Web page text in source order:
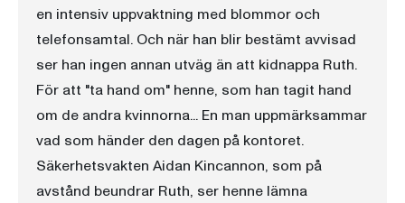
en intensiv uppvaktning med blommor och
telefonsamtal. Och när han blir bestämt avvisad
ser han ingen annan utväg än att kidnappa Ruth.
För att "ta hand om" henne, som han tagit hand
om de andra kvinnorna... En man uppmärksammar
vad som händer den dagen på kontoret.
Säkerhetsvakten Aidan Kincannon, som på
avstånd beundrar Ruth, ser henne lämna